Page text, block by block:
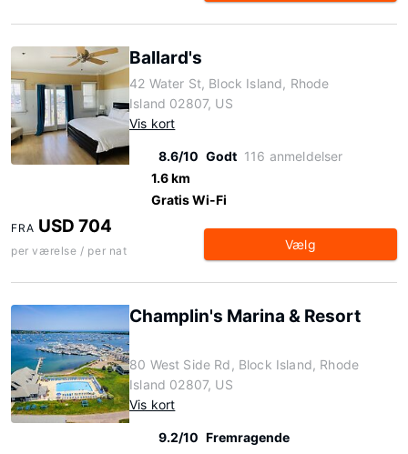
Ballard's
42 Water St, Block Island, Rhode
Island 02807, US
Vis kort
8.6/10 Godt 116 anmeldelser
1.6 km
Gratis Wi-Fi
FRA USD 704
per værelse / per nat Vælg
Champlin's Marina & Resort
80 West Side Rd, Block Island, Rhode
Island 02807, US
Vis kort
9.2/10 Fremragende